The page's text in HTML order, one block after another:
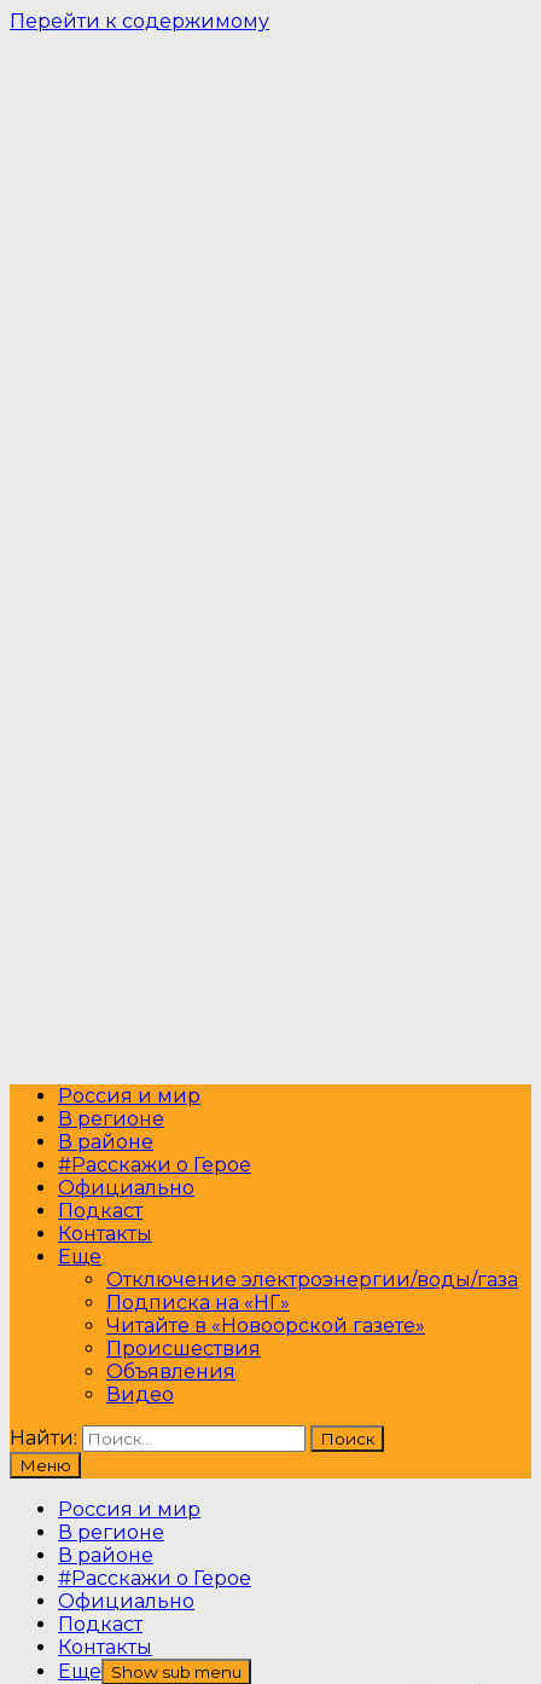
Перейти к содержимому
Россия и мир
В регионе
В районе
#Расскажи о Герое
Официально
Подкаст
Контакты
Еще
Отключение электроэнергии/воды/газа
Подписка на «НГ»
Читайте в «Новоорской газете»
Происшествия
Объявления
Видео
Найти:
Меню
Россия и мир
В регионе
В районе
#Расскажи о Герое
Официально
Подкаст
Контакты
Еще
Show sub menu